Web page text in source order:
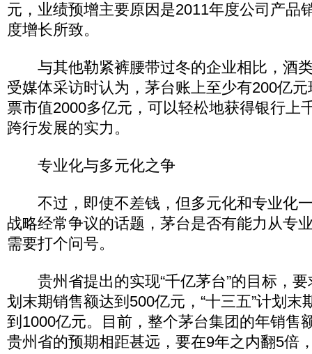
元，业绩预增主要原因是2011年度公司产品
度增长所致。
与其他勒紧裤腰带过冬的企业相比，酒
受媒体采访时认为，茅台账上至少有200亿
票市值2000多亿元，可以轻松地获得银行上
跨行发展的实力。
专业化与多元化之争
不过，即使不差钱，但多元化和专业化
战略经常争议的话题，茅台是否有能力从专
需要打个问号。
贵州省提出的实现“千亿茅台”的目标，要
划末期销售额达到500亿元，“十三五”计划末
到1000亿元。目前，整个茅台集团的年销售
贵州省的预期相距甚远，要在9年之内翻5